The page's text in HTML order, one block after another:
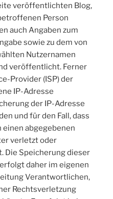
veröffentlichten Blog,
Person
auch Angaben zum
sowie zu dem von
Nutzernamen
veröffentlicht. Ferner
Provider (ISP) der
IP-Adresse
der IP-Adresse
und für den Fall, dass
abgegebenen
verletzt oder
Die Speicherung dieser
daher im eigenen
Verantwortlichen,
Rechtsverletzung